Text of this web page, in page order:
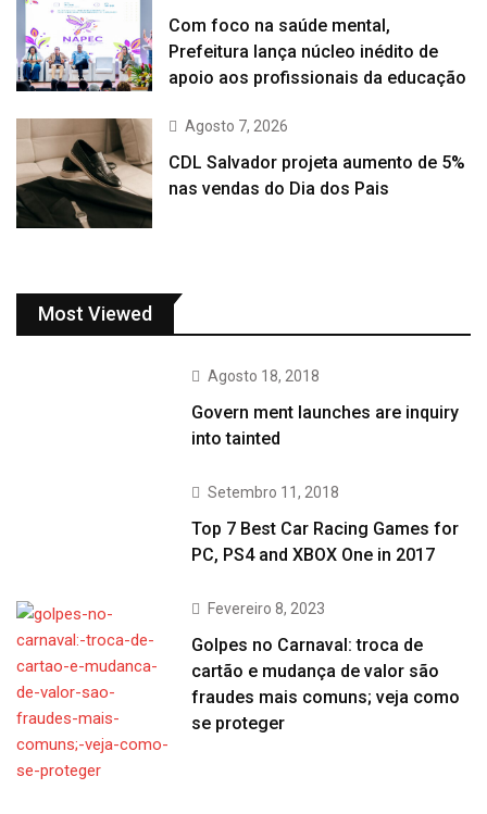
Com foco na saúde mental,
Prefeitura lança núcleo inédito de
apoio aos profissionais da educação
Agosto 7, 2026
CDL Salvador projeta aumento de 5%
nas vendas do Dia dos Pais
Most Viewed
Agosto 18, 2018
Govern ment launches are inquiry
into tainted
Setembro 11, 2018
Top 7 Best Car Racing Games for
PC, PS4 and XBOX One in 2017
Fevereiro 8, 2023
Golpes no Carnaval: troca de
cartão e mudança de valor são
fraudes mais comuns; veja como
se proteger